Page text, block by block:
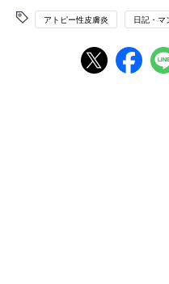
アトピー性皮膚炎 日記・マ